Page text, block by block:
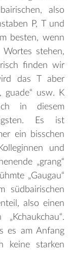
also
P, T und
besten, wenn
stehen,
finden wir
das T aber
guade“ usw. K
in diesem
Es ist
ein bisschen
und
„grang“
„Gaugau“
südbairischen
also einen
es am Anfang
keine starken